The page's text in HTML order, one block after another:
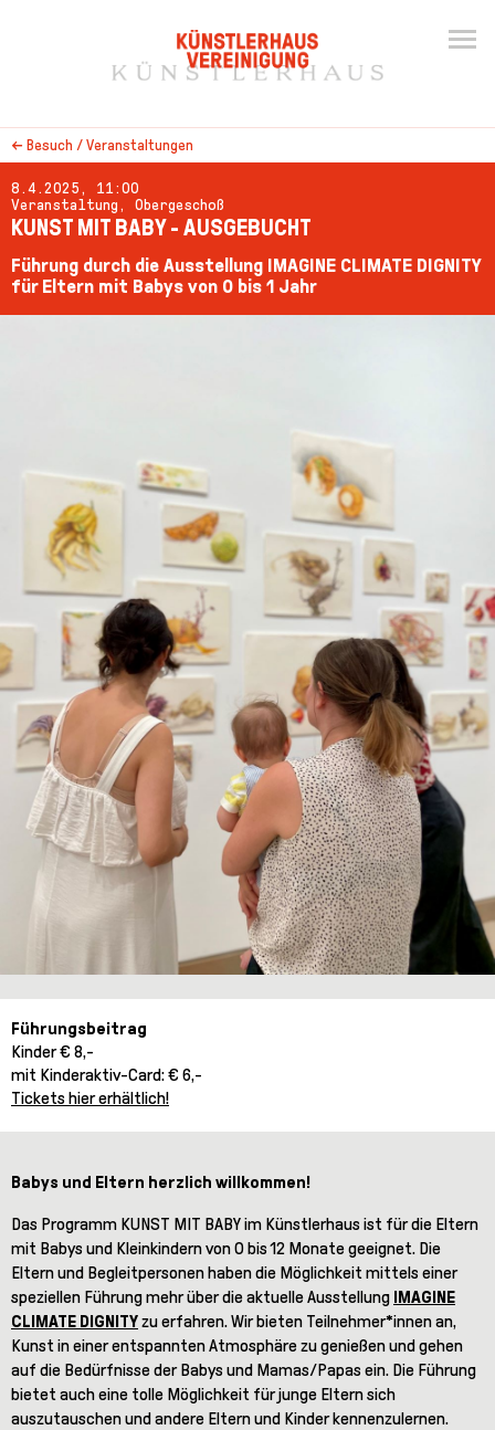
← Besuch / Veranstaltungen
8.4.2025, 11:00
Veranstaltung, Obergeschoß
KUNST MIT BABY - AUSGEBUCHT
Führung durch die Ausstellung IMAGINE CLIMATE DIGNITY
für Eltern mit Babys von 0 bis 1 Jahr
Führungsbeitrag
Kinder € 8,-
mit Kinderaktiv-Card: € 6,-
Tickets hier erhältlich!
Babys und Eltern herzlich willkommen!
Das Programm KUNST MIT BABY im Künstlerhaus ist für die Eltern
mit Babys und Kleinkindern von 0 bis 12 Monate geeignet. Die
Eltern und Begleitpersonen haben die Möglichkeit mittels einer
speziellen Führung mehr über die aktuelle Ausstellung IMAGINE
CLIMATE DIGNITYzu erfahren. Wir bieten Teilnehmer*innen an,
Kunst in einer entspannten Atmosphäre zu genießen und gehen
auf die Bedürfnisse der Babys und Mamas/Papas ein. Die Führung
bietet auch eine tolle Möglichkeit für junge Eltern sich
auszutauschen und andere Eltern und Kinder kennenzulernen.